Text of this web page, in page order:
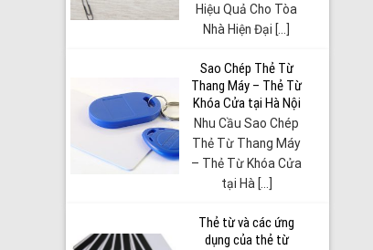
Hiệu Quả Cho Tòa
Nhà Hiện Đại [...]
Sao Chép Thẻ Từ
Thang Máy – Thẻ Từ
Khóa Cửa tại Hà Nội
Nhu Cầu Sao Chép
Thẻ Từ Thang Máy
– Thẻ Từ Khóa Cửa
tại Hà [...]
Thẻ từ và các ứng
dụng của thẻ từ